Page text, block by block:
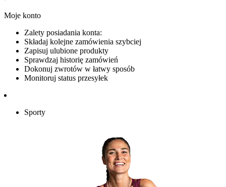
Moje konto
Zalety posiadania konta:
Składaj kolejne zamówienia szybciej
Zapisuj ulubione produkty
Sprawdzaj historię zamówień
Dokonuj zwrotów w łatwy sposób
Monitoruj status przesyłek
Sporty